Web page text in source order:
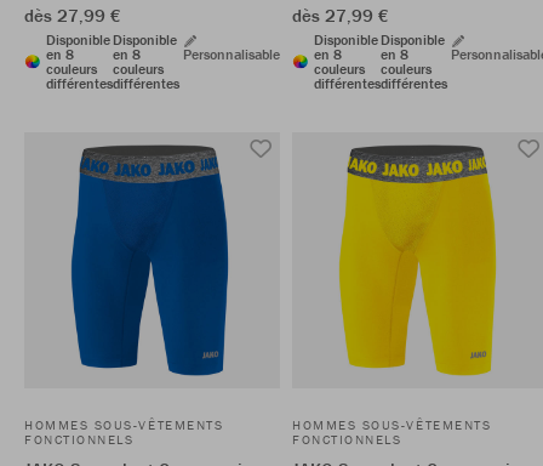
dès 27,99 €
Disponible
en 8
couleurs
différentes
Disponible
en 8
couleurs
différentes
Personnalisable
dès 27,99 €
Disponible
en 8
couleurs
différentes
Disponible
en 8
couleurs
différentes
HOMMES SOUS-VÊTEMENTS
FONCTIONNELS
HOMMES SOUS-VÊTEMENTS
FONCTIONNELS